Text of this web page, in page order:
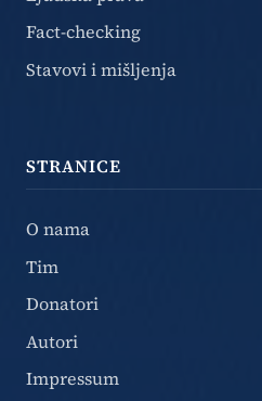
Fact-checking
Stavovi i mišljenja
STRANICE
O nama
Tim
Donatori
Autori
Impressum